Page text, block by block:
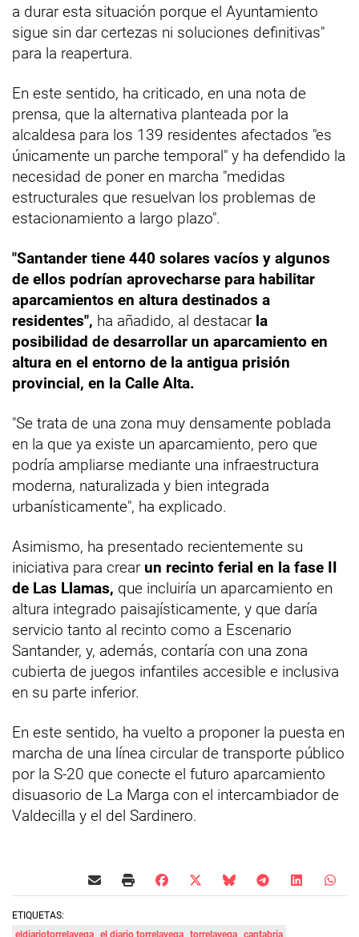
a durar esta situación porque el Ayuntamiento
sigue sin dar certezas ni soluciones definitivas"
para la reapertura.
En este sentido, ha criticado, en una nota de
prensa, que la alternativa planteada por la
alcaldesa para los 139 residentes afectados "es
únicamente un parche temporal" y ha defendido la
necesidad de poner en marcha "medidas
estructurales que resuelvan los problemas de
estacionamiento a largo plazo".
"Santander tiene 440 solares vacíos y algunos
de ellos podrían aprovecharse para habilitar
aparcamientos en altura destinados a
residentes", ha añadido, al destacar la
posibilidad de desarrollar un aparcamiento en
altura en el entorno de la antigua prisión
provincial, en la Calle Alta.
"Se trata de una zona muy densamente poblada
en la que ya existe un aparcamiento, pero que
podría ampliarse mediante una infraestructura
moderna, naturalizada y bien integrada
urbanísticamente", ha explicado.
Asimismo, ha presentado recientemente su
iniciativa para crear un recinto ferial en la fase II
de Las Llamas, que incluiría un aparcamiento en
altura integrado paisajísticamente, y que daría
servicio tanto al recinto como a Escenario
Santander, y, además, contaría con una zona
cubierta de juegos infantiles accesible e inclusiva
en su parte inferior.
En este sentido, ha vuelto a proponer la puesta en
marcha de una línea circular de transporte público
por la S-20 que conecte el futuro aparcamiento
disuasorio de La Marga con el intercambiador de
Valdecilla y el del Sardinero.
ETIQUETAS:
eldiariotorrelavega el diario torrelavega torrelavega cantabria